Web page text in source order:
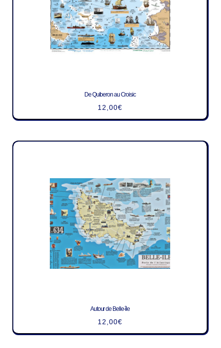
De Quiberon au Croisic
12,00€
Autour de Belle-île
12,00€